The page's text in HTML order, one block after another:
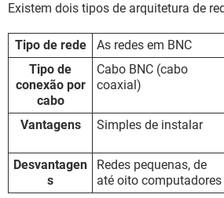
Existem dois tipos de arquitetura de
Tipo de rede As redes em BNC
Tipo de
conexão por
cabo
Cabo BNC (cabo
coaxial)
Vantagens Simples de instalar
Desvantagen
s
Redes pequenas, de
até oito computadores